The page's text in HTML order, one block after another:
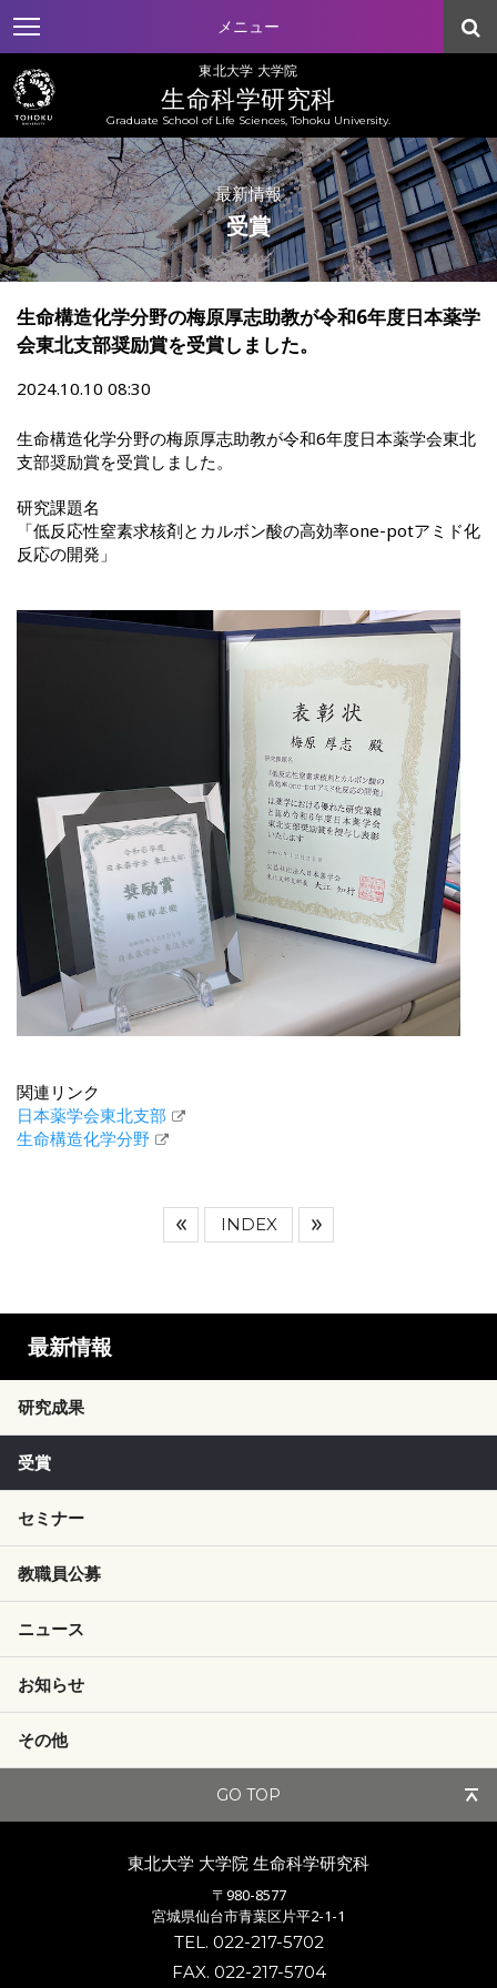
メニュー
東北大学 大学院
生命科学研究科
Graduate School of Life Sciences, Tohoku University.
最新情報
受賞
生命構造化学分野の梅原厚志助教が令和6年度日本薬学
会東北支部奨励賞を受賞しました。
2024.10.10 08:30
生命構造化学分野の梅原厚志助教が令和6年度日本薬学会東北
支部奨励賞を受賞しました。
研究課題名
「低反応性窒素求核剤とカルボン酸の⾼効率one-potアミド化
反応の開発」
関連リンク
日本薬学会東北支部
生命構造化学分野
INDEX
最新情報
研究成果
受賞
セミナー
教職員公募
ニュース
お知らせ
その他
GO TOP
東北大学 大学院 生命科学研究科
〒980-8577
宮城県仙台市青葉区片平2-1-1
TEL. 022-217-5702
FAX. 022-217-5704